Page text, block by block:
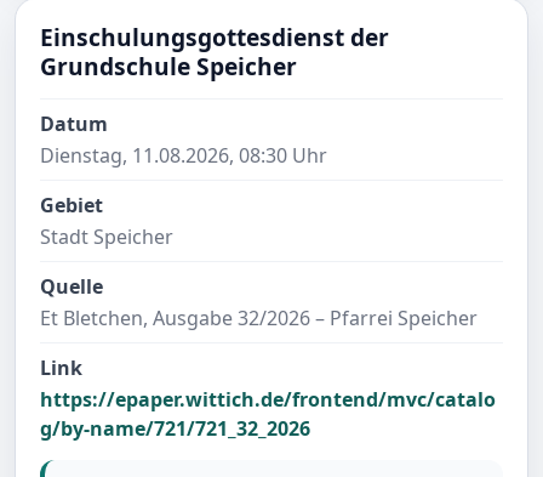
Einschulungsgottesdienst der
Grundschule Speicher
Datum
Dienstag, 11.08.2026, 08:30 Uhr
Gebiet
Stadt Speicher
Quelle
Et Bletchen, Ausgabe 32/2026 – Pfarrei Speicher
Link
https://epaper.wittich.de/frontend/mvc/catalo
g/by-name/721/721_32_2026